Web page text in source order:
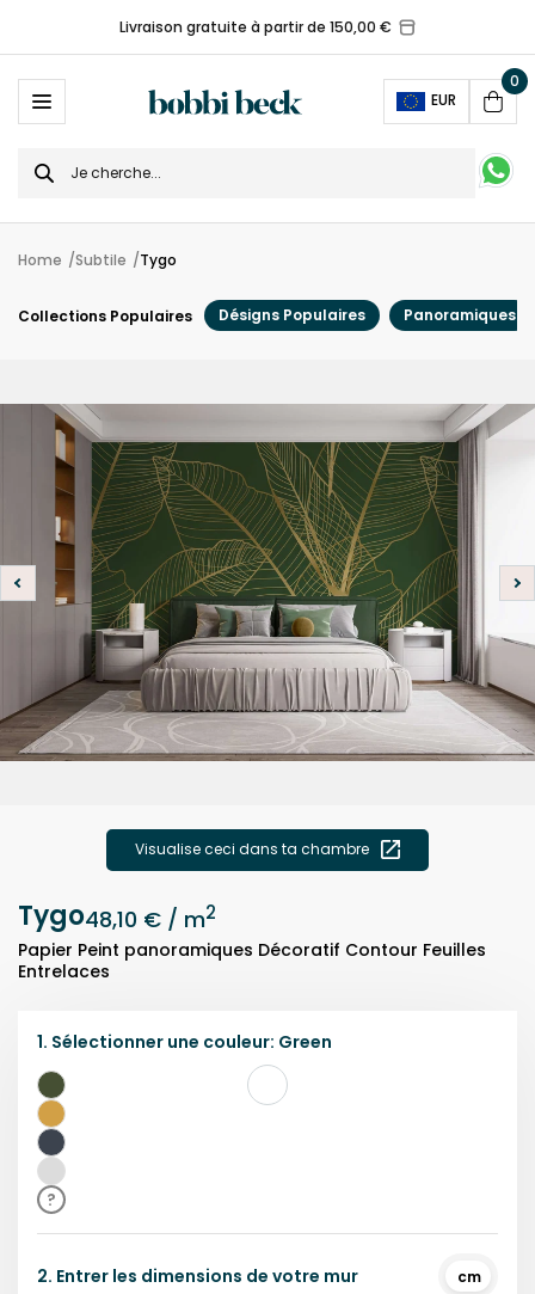
Livraison gratuite à partir de 150,00 €
EUR
Cart
0
Search
for
Home Subtile Tygo
Collections Populaires Désigns Populaires Panoramiques
Visualise ceci dans ta chambre
Tygo48,10 € / m2
Papier Peint panoramiques Décoratif Contour Feuilles
Entrelaces
1. Sélectionner une couleur: Green
Vert
Jaune
Bleu
Gris
?
2. Entrer les dimensions de votre mur cm